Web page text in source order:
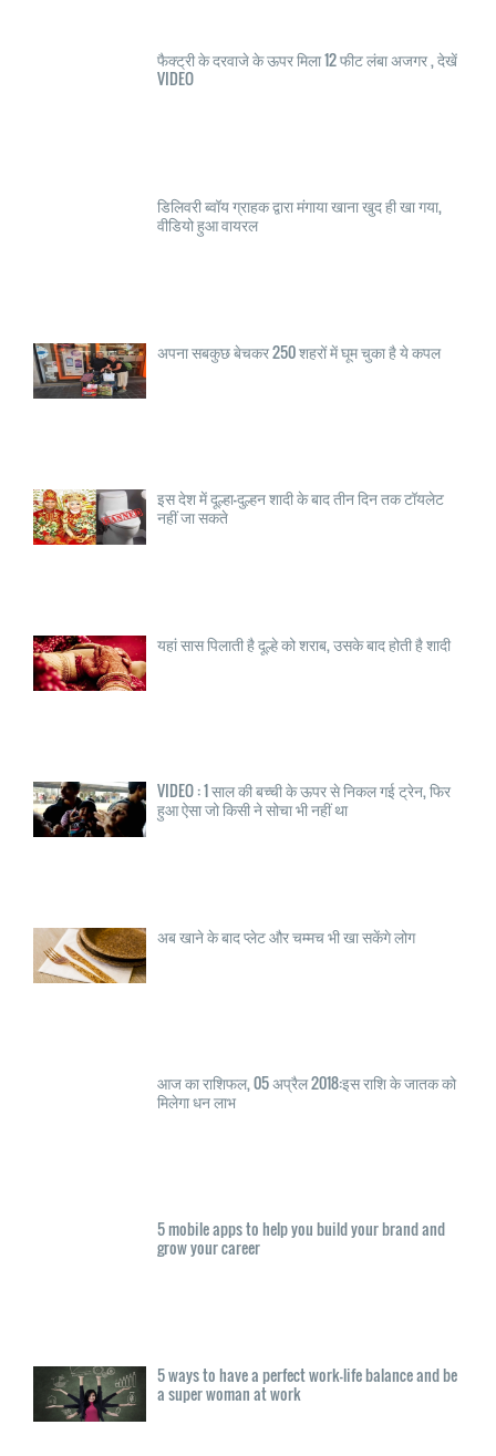
फैक्ट्री के दरवाजे के ऊपर मिला 12 फीट लंबा अजगर , देखें
VIDEO
डिलिवरी ब्वॉय ग्राहक द्वारा मंगाया खाना खुद ही खा गया,
वीडियो हुआ वायरल
अपना सबकुछ बेचकर 250 शहरों में घूम चुका है ये कपल
इस देश में दूल्हा—दुल्हन शादी के बाद तीन दिन तक टॉयलेट
नहीं जा सकते
यहां सास पिलाती है दूल्हे को शराब, उसके बाद होती है शादी
VIDEO : 1 साल की बच्ची के ऊपर से निकल गई ट्रेन, फिर
हुआ ऐसा जो किसी ने सोचा भी नहीं था
अब खाने के बाद प्लेट और चम्मच भी खा सकेंगे लोग
आज का राशिफल, 05 अप्रैल 2018:इस राशि के जातक को
मिलेगा धन लाभ
5 mobile apps to help you build your brand and
grow your career
5 ways to have a perfect work-life balance and be
a super woman at work